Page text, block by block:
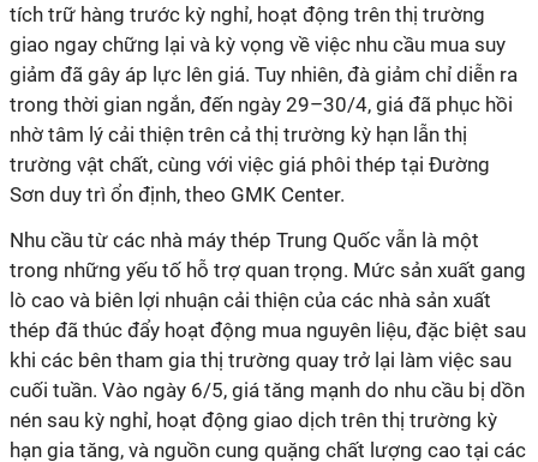
tích trữ hàng trước kỳ nghỉ, hoạt động trên thị trường
giao ngay chững lại và kỳ vọng về việc nhu cầu mua suy
giảm đã gây áp lực lên giá. Tuy nhiên, đà giảm chỉ diễn ra
trong thời gian ngắn, đến ngày 29–30/4, giá đã phục hồi
nhờ tâm lý cải thiện trên cả thị trường kỳ hạn lẫn thị
trường vật chất, cùng với việc giá phôi thép tại Đường
Sơn duy trì ổn định, theo GMK Center.
Nhu cầu từ các nhà máy thép Trung Quốc vẫn là một
trong những yếu tố hỗ trợ quan trọng. Mức sản xuất gang
lò cao và biên lợi nhuận cải thiện của các nhà sản xuất
thép đã thúc đẩy hoạt động mua nguyên liệu, đặc biệt sau
khi các bên tham gia thị trường quay trở lại làm việc sau
cuối tuần. Vào ngày 6/5, giá tăng mạnh do nhu cầu bị dồn
nén sau kỳ nghỉ, hoạt động giao dịch trên thị trường kỳ
hạn gia tăng, và nguồn cung quặng chất lượng cao tại các